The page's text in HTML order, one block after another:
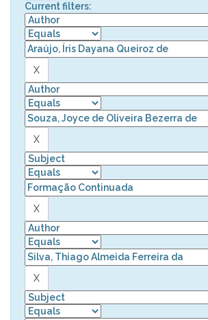
Current filters: